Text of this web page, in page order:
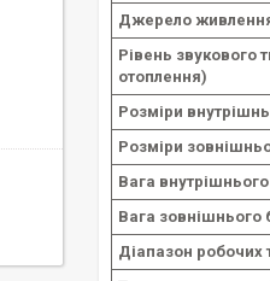
Джерело
Рівень звукового
отоплення)
Розміри
Розміри
Вага
Вага зовнішнього
Діапазон